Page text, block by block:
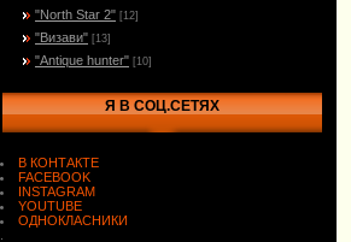
"North Star 2" [12]
"Визави" [13]
"Antique hunter" [10]
Я В СОЦ.СЕТЯХ
В КОНТАКТЕ
FACEBOOK
INSTAGRAM
YOUTUBE
ОДНОКЛАСНИКИ